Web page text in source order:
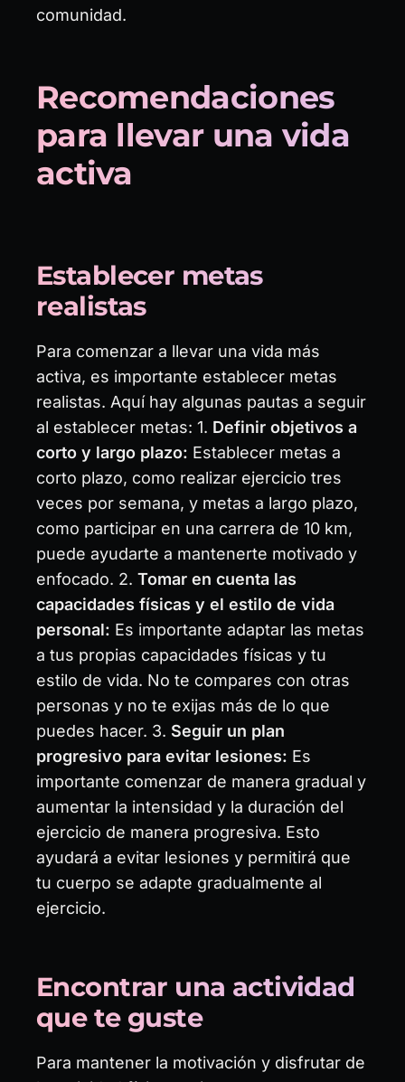
comunidad.
Recomendaciones
para llevar una vida
activa
Establecer metas
realistas
Para comenzar a llevar una vida más
activa, es importante establecer metas
realistas. Aquí hay algunas pautas a seguir
al establecer metas: 1. Definir objetivos a
corto y largo plazo: Establecer metas a
corto plazo, como realizar ejercicio tres
veces por semana, y metas a largo plazo,
como participar en una carrera de 10 km,
puede ayudarte a mantenerte motivado y
enfocado. 2. Tomar en cuenta las
capacidades físicas y el estilo de vida
personal: Es importante adaptar las metas
a tus propias capacidades físicas y tu
estilo de vida. No te compares con otras
personas y no te exijas más de lo que
puedes hacer. 3. Seguir un plan
progresivo para evitar lesiones: Es
importante comenzar de manera gradual y
aumentar la intensidad y la duración del
ejercicio de manera progresiva. Esto
ayudará a evitar lesiones y permitirá que
tu cuerpo se adapte gradualmente al
ejercicio.
Encontrar una actividad
que te guste
Para mantener la motivación y disfrutar de